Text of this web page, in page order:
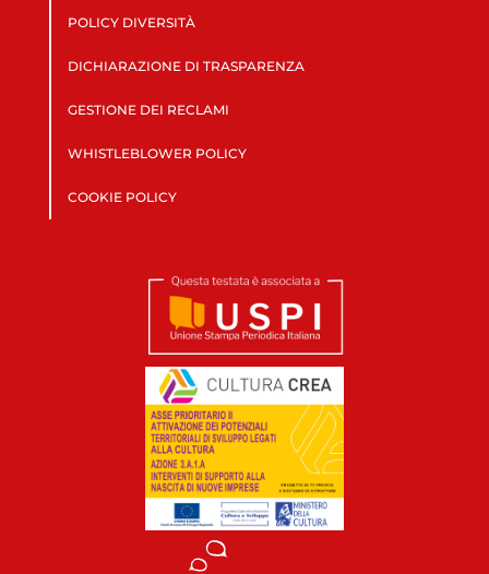
POLICY DIVERSITÀ
DICHIARAZIONE DI TRASPARENZA
GESTIONE DEI RECLAMI
WHISTLEBLOWER POLICY
COOKIE POLICY